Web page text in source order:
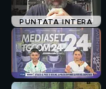
PUNTATA INTERA